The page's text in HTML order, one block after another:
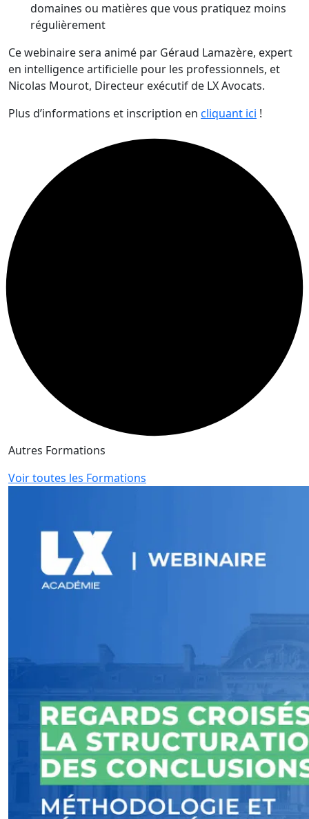
domaines ou matières que vous pratiquez moins
régulièrement
Ce webinaire sera animé par Géraud Lamazère, expert
en intelligence artificielle pour les professionnels, et
Nicolas Mourot, Directeur exécutif de LX Avocats.
Plus d’informations et inscription en cliquant ici !
Autres Formations
Voir toutes les Formations